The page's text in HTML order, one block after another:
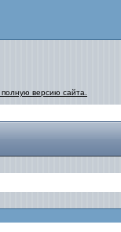
версию сайта.